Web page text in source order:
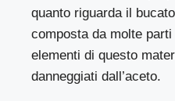
quanto riguarda il
composta da molte
elementi di questo
danneggiati dall’aceto.